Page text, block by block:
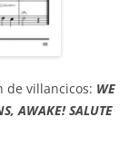
de villancicos: WE
AWAKE! SALUTE